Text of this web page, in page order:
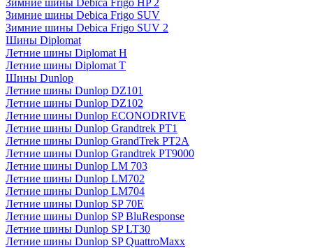
Зимние шины Debica Frigo HP 2
Зимние шины Debica Frigo SUV
Зимние шины Debica Frigo SUV 2
Шины Diplomat
Летние шины Diplomat H
Летние шины Diplomat T
Шины Dunlop
Летние шины Dunlop DZ101
Летние шины Dunlop DZ102
Летние шины Dunlop ECONODRIVE
Летние шины Dunlop Grandtrek PT1
Летние шины Dunlop GrandTrek PT2A
Летние шины Dunlop Grandtrek PT9000
Летние шины Dunlop LM 703
Летние шины Dunlop LM702
Летние шины Dunlop LM704
Летние шины Dunlop SP 70E
Летние шины Dunlop SP BluResponse
Летние шины Dunlop SP LT30
Летние шины Dunlop SP QuattroMaxx